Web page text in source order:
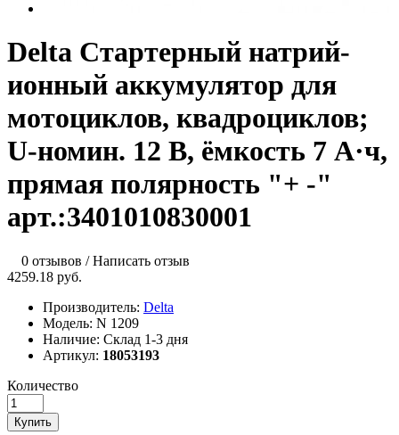
Delta Стартерный натрий-
ионный аккумулятор для
мотоциклов, квадроциклов;
U-номин. 12 В, ёмкость 7 А·ч,
прямая полярность "+ -"
арт.:3401010830001
0 отзывов /Написать отзыв
4259.18 руб.
Производитель: Delta
Модель: N 1209
Наличие: Склад 1-3 дня
Артикул: 18053193
Количество
Купить